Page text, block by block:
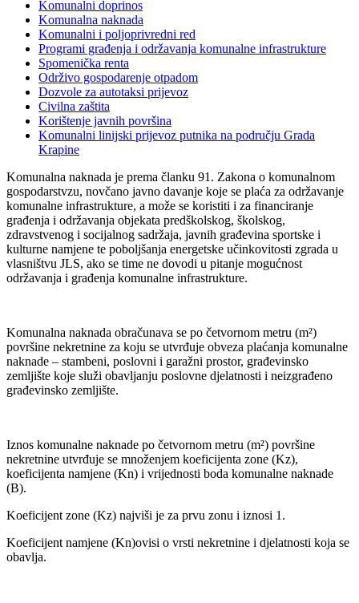
Komunalni doprinos
Komunalna naknada
Komunalni i poljoprivredni red
Programi građenja i održavanja komunalne infrastrukture
Spomenička renta
Održivo gospodarenje otpadom
Dozvole za autotaksi prijevoz
Civilna zaštita
Korištenje javnih površina
Komunalni linijski prijevoz putnika na području Grada
Krapine
Komunalna naknada je prema članku 91. Zakona o komunalnom
gospodarstvzu, novčano javno davanje koje se plaća za održavanje
komunalne infrastrukture, a može se koristiti i za financiranje
građenja i održavanja objekata predškolskog, školskog,
zdravstvenog i socijalnog sadržaja, javnih građevina sportske i
kulturne namjene te poboljšanja energetske učinkovitosti zgrada u
vlasništvu JLS, ako se time ne dovodi u pitanje mogućnost
održavanja i građenja komunalne infrastrukture.
Komunalna naknada obračunava se po četvornom metru (m²)
površine nekretnine za koju se utvrđuje obveza plaćanja komunalne
naknade – stambeni, poslovni i garažni prostor, građevinsko
zemljište koje služi obavljanju poslovne djelatnosti i neizgrađeno
građevinsko zemljište.
Iznos komunalne naknade po četvornom metru (m²) površine
nekretnine utvrđuje se množenjem koeficijenta zone (Kz),
koeficijenta namjene (Kn) i vrijednosti boda komunalne naknade
(B).
Koeficijent zone (Kz) najviši je za prvu zonu i iznosi 1.
Koeficijent namjene (Kn)ovisi o vrsti nekretnine i djelatnosti koja se
obavlja.